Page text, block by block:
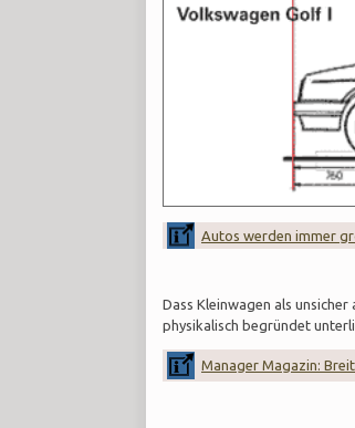
Autos werden immer
Dass Kleinwagen als
physikalisch begründet
Manager Magazin: